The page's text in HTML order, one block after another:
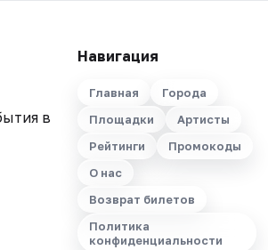
в
Навигация
Главная
Города
Площадки
Артисты
Рейтинги
Промокоды
О нас
Возврат билетов
Политика
конфиденциальности